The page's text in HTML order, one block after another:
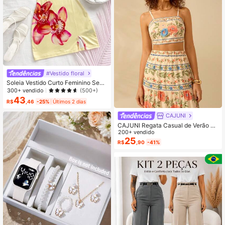
#Vestido floral
Soleia Vestido Curto Feminino Sexy
com Estampa Floral e Decote Halter
Nas Costas, Verão
300+ vendido (500+)
R$43 ,46 -25% Últimos 2 dias
CAJUNI
CAJUNI Regata Casual de Verão co
m Amarração, Estampa Tropical Flor
al Colorida Boho, para Uso em Féria
s e na Praia
200+ vendido
R$25 ,90 -41%